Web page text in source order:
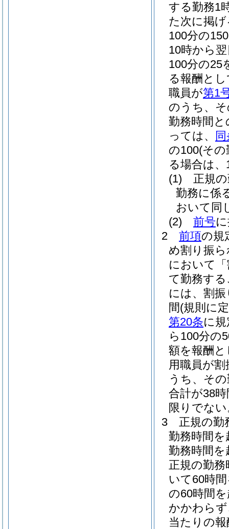
する勤務1
た次に掲
100分の
10時から
100分の25
る報酬と
職員が第1
のうち、
勤務時間
っては、
の100(その
る場合は
(1)
正規
勤務に係
おいて同
(2)
前号
2
前項の規
め割り振
において
て勤務す
には、割
間(規則に
第20条に
ら100分の
額を報酬
用職員が
うち、そ
合計が38
限りでな
3
正規の勤
勤務時間
勤務時間
正規の勤
いて60時
の60時間
かかわら
当たりの